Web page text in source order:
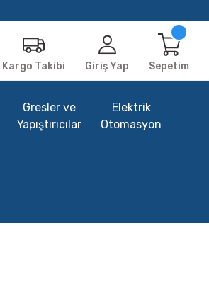
Kargo Takibi Giriş Yap Sepetim
Gresler ve
Yapıştırıcılar
Elektrik
Otomasyon